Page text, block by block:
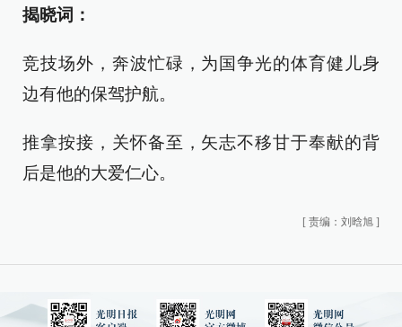
揭晓词：
竞技场外，奔波忙碌，为国争光的体育健儿身
边有他的保驾护航。
推拿按接，关怀备至，矢志不移甘于奉献的背
后是他的大爱仁心。
[ 责编：刘晗旭 ]